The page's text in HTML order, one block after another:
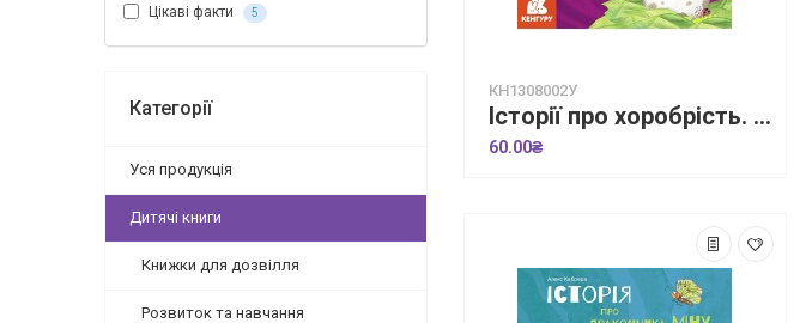
Цікаві факти 5
Категорії
Уся продукція
Дитячі книги
Книжки для дозвілля
Розвиток та навчання
КН1308002У
Історії про хоробрість. Історія про дракончика Басі, який подолав страх шуму
60.00₴